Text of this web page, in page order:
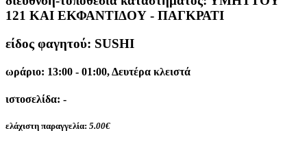
121 ΚΑΙ ΕΚΦΑΝΤΙΔΟΥ - ΠΑΓΚΡΑΤΙ
είδος φαγητού: SUSHI
ωράριο: 13:00 - 01:00, Δευτέρα κλειστά
ιστοσελίδα: -
ελάχιστη παραγγελία: 5.00€